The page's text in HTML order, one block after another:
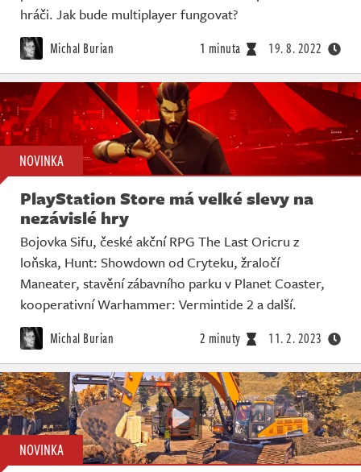
hráči. Jak bude multiplayer fungovat?
Michal Burian 1 minuta 19. 8. 2022
NOVINKA
PlayStation Store má velké slevy na
nezávislé hry
Bojovka Sifu, české akční RPG The Last Oricru z
loňska, Hunt: Showdown od Cryteku, žraločí
Maneater, stavění zábavního parku v Planet Coaster,
kooperativní Warhammer: Vermintide 2 a další.
Michal Burian 2 minuty 11. 2. 2023
NOVINKA